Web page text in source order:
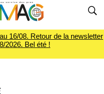
16/08. Retour de la newsletter
2026. Bel été !